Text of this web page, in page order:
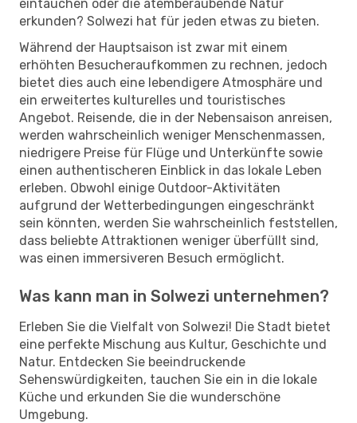
eintauchen oder die atemberaubende Natur
erkunden? Solwezi hat für jeden etwas zu bieten.
Während der Hauptsaison ist zwar mit einem
erhöhten Besucheraufkommen zu rechnen, jedoch
bietet dies auch eine lebendigere Atmosphäre und
ein erweitertes kulturelles und touristisches
Angebot. Reisende, die in der Nebensaison anreisen,
werden wahrscheinlich weniger Menschenmassen,
niedrigere Preise für Flüge und Unterkünfte sowie
einen authentischeren Einblick in das lokale Leben
erleben. Obwohl einige Outdoor-Aktivitäten
aufgrund der Wetterbedingungen eingeschränkt
sein könnten, werden Sie wahrscheinlich feststellen,
dass beliebte Attraktionen weniger überfüllt sind,
was einen immersiveren Besuch ermöglicht.
Was kann man in Solwezi unternehmen?
Erleben Sie die Vielfalt von Solwezi! Die Stadt bietet
eine perfekte Mischung aus Kultur, Geschichte und
Natur. Entdecken Sie beeindruckende
Sehenswürdigkeiten, tauchen Sie ein in die lokale
Küche und erkunden Sie die wunderschöne
Umgebung.